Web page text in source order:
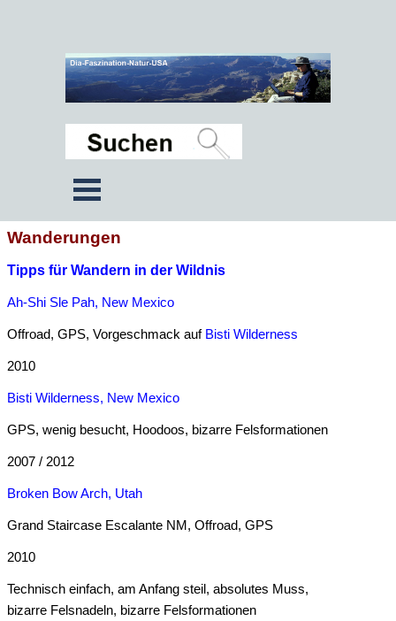
Wanderungen
Tipps für Wandern in der Wildnis
Ah-Shi Sle Pah, New Mexico
Offroad, GPS, Vorgeschmack auf Bisti Wilderness
2010
Bisti Wilderness, New Mexico
GPS, wenig besucht, Hoodoos, bizarre Felsformationen
2007 / 2012
Broken Bow Arch, Utah
Grand Staircase Escalante NM, Offroad, GPS
2010
Technisch einfach, am Anfang steil, absolutes Muss,
bizarre Felsnadeln, bizarre Felsformationen